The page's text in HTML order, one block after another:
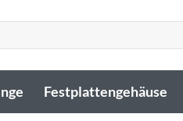
Festplattengehäuse